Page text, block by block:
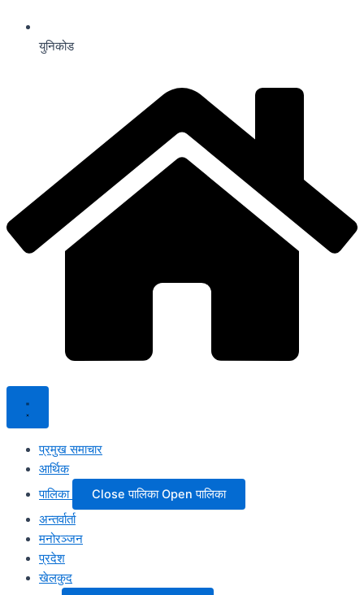
युनिकोड
प्रमुख समाचार
आर्थिक
पालिका
Close पालिका Open पालिका
अन्तर्वार्ता
मनोरञ्जन
प्रदेश
खेलकुद